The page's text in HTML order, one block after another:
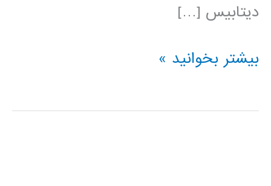
دیتابیس […]
آموزش
پایگاه
بیشتر بخوانید »